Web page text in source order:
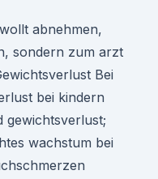
abnehmen,
sondern zum arzt
Bei
bei kindern
gewichtsverlust;
wachstum bei